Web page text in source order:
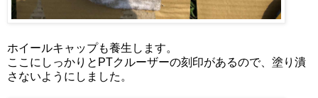
ホイールキャップも養生します。
ここにしっかりとPTクルーザーの刻印があるので、塗り潰
さないようにしました。